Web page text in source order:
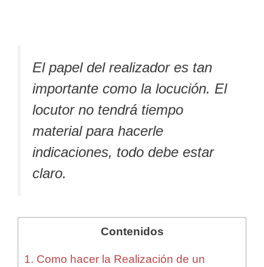
El papel del realizador es tan
importante como la locución. El
locutor no tendrá tiempo
material para hacerle
indicaciones, todo debe estar
claro.
Contenidos
1. Como hacer la Realización de un